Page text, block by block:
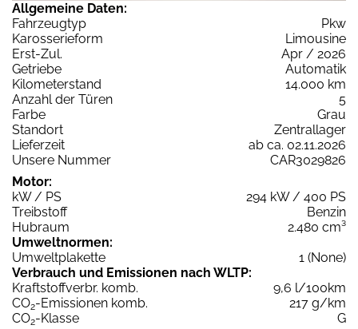
Allgemeine Daten:
Fahrzeugtyp
Pkw
Karosserieform
Limousine
Erst-Zul.
Apr / 2026
Getriebe
Automatik
Kilometerstand
14.000 km
Anzahl der Türen
5
Farbe
Grau
Standort
Zentrallager
Lieferzeit
ab ca. 02.11.2026
Unsere Nummer
CAR3029826
Motor:
kW / PS
294 kW / 400 PS
Treibstoff
Benzin
Hubraum
2.480 cm³
Umweltnormen:
Umweltplakette
1 (None)
Verbrauch und Emissionen nach WLTP:
Kraftstoffverbr. komb.
9,6 l/100km
CO2-Emissionen komb.
217 g/km
CO2-Klasse
G